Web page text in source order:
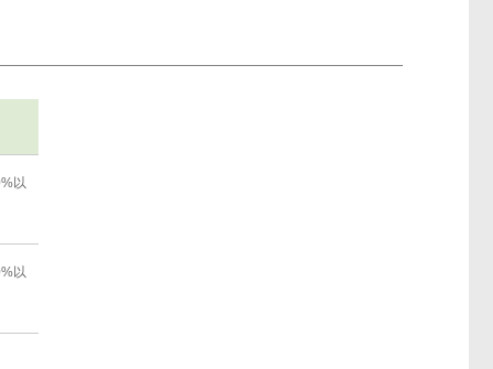
以
以